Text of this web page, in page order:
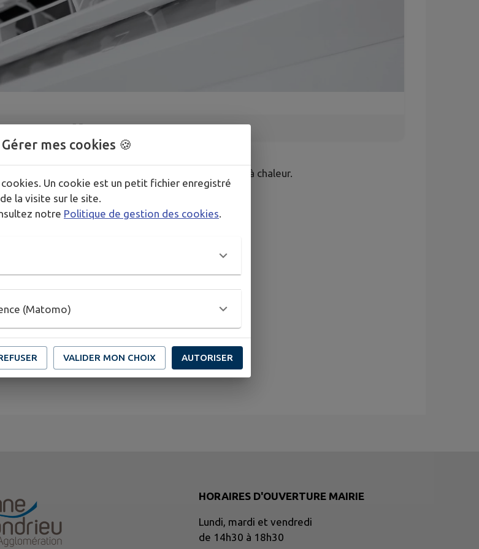
de climatisations, chaudières et pompes à chaleur.
HORAIRES D'OUVERTURE MAIRIE
Lundi, mardi et vendredi
de 14h30 à 18h30
Gérer mes cookies 🍪
Un cookie est un petit fichier enregistré
la visite sur le site.
notre Politique de gestion des cookies.
(Matomo)
VALIDER MON CHOIX AUTORISER